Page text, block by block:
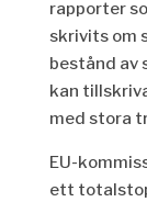
rapporter
skrivits om
bestånd av
kan
med stora
EU-
ett